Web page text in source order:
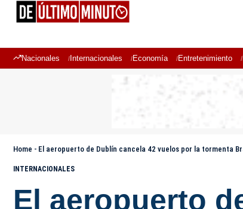
Nacionales Internacionales Economía Entretenimiento
Home - El aeropuerto de Dublín cancela 42 vuelos por la tormenta
INTERNACIONALES
El aeropuerto